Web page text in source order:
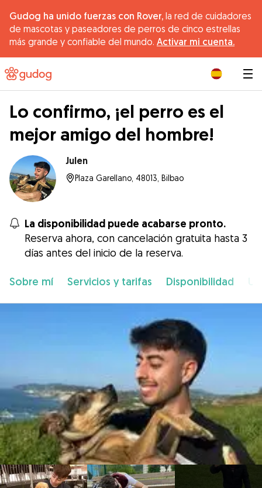
Gudog ha unido fuerzas con Rover, la red de cuidadores
de mascotas y paseadores de perros de cinco estrellas
más grande y confiable del mundo. Activar mi cuenta.
Lo confirmo, ¡el perro es el
mejor amigo del hombre!
Julen
Plaza Garellano, 48013, Bilbao
La disponibilidad puede acabarse pronto.
Reserva ahora, con cancelación gratuita hasta 3
días antes del inicio de la reserva.
Sobre mí Servicios y tarifas Disponibilidad